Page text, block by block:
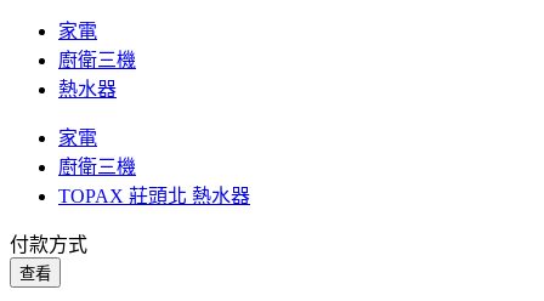
家電
廚衛三機
熱水器
家電
廚衛三機
TOPAX 莊頭北 熱水器
付款方式
查看